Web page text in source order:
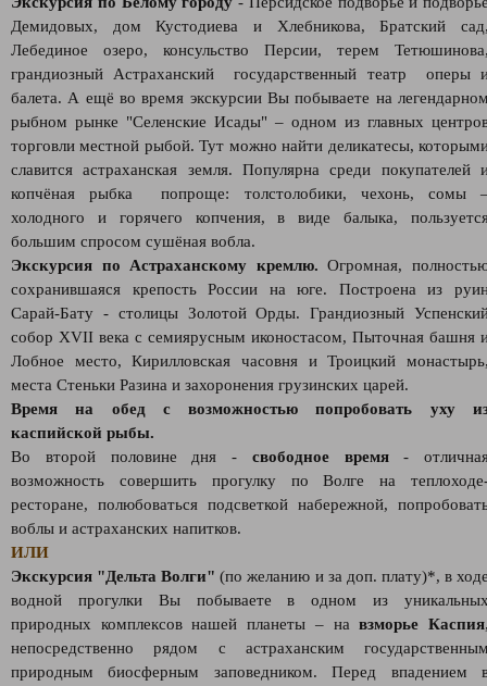
Демидовых, дом Кустодиева и Хлебникова, Братский
Лебединое озеро, консульство Персии, терем
грандиозный Астраханский государственный театр оперы
балета. А ещё во время экскурсии Вы побываете на
рыбном рынке "Селенские Исады" – одном из главных
торговли местной рыбой. Тут можно найти деликатесы,
славится астраханская земля. Популярна среди покупателей
копчёная рыбка попроще: толстолобики, чехонь, сомы
холодного и горячего копчения, в виде балыка,
большим спросом сушёная вобла.
Экскурсия по Астраханскому кремлю. Огромная,
сохранившаяся крепость России на юге. Построена из
Сарай-Бату - столицы Золотой Орды. Грандиозный
собор XVII века с семиярусным иконостасом, Пыточная башня
Лобное место, Кирилловская часовня и Троицкий
места Стеньки Разина и захоронения грузинских царей.
Время на обед с возможностью попробовать уху
каспийской рыбы.
Во второй половине дня - свободное время-
возможность совершить прогулку по Волге на
ресторане, полюбоваться подсветкой набережной,
воблы и астраханских напитков.
ИЛИ
Экскурсия "Дельта Волги" (по желанию и за доп. плату)*, в
водной прогулки Вы побываете в одном из
природных комплексов нашей планеты – навзморье Каспия
непосредственно рядом с астраханским
природным биосферным заповедником. Перед впадением